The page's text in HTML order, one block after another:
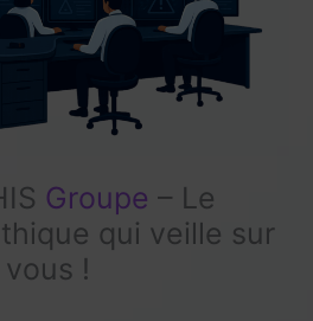
Groupe – Le
qui veille sur
vous !